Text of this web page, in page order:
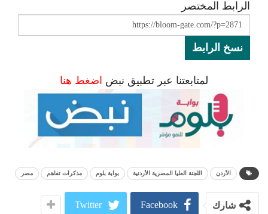
الرابط المختصر
نسخ الرابط
لمتابعتنا عبر تطبيق نبض اضغط هنا
الأردن اللجنة العليا المصرية الأردنية بوابة بلوم مذكرات تفاهم مصر
شارك Facebook
Twitter